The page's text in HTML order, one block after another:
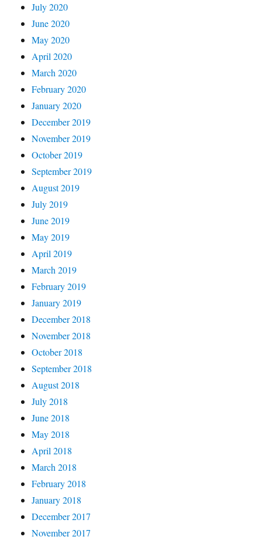
July 2020
June 2020
May 2020
April 2020
March 2020
February 2020
January 2020
December 2019
November 2019
October 2019
September 2019
August 2019
July 2019
June 2019
May 2019
April 2019
March 2019
February 2019
January 2019
December 2018
November 2018
October 2018
September 2018
August 2018
July 2018
June 2018
May 2018
April 2018
March 2018
February 2018
January 2018
December 2017
November 2017